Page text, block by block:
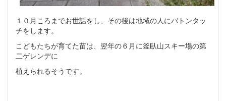
１０月ころまでお世話をし、その後は地域の人にバトンタッ
チをします。
こどもたちが育てた苗は、翌年の６月に釜臥山スキー場の第
二ゲレンデに
植えられるそうです。